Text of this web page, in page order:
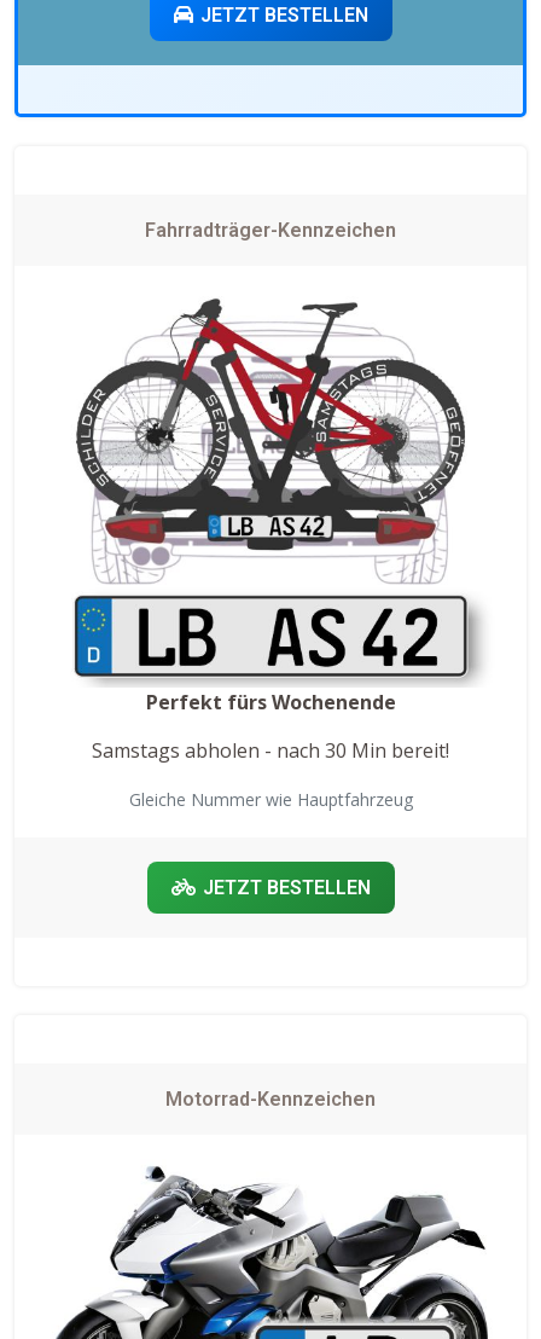
JETZT BESTELLEN
Fahrradträger-Kennzeichen
Perfekt fürs Wochenende
Samstags abholen - nach 30 Min bereit!
Gleiche Nummer wie Hauptfahrzeug
JETZT BESTELLEN
Motorrad-Kennzeichen